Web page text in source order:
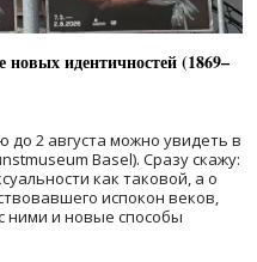
идентичностей (1869–
до 2 августа можно увидеть в
Basel). Сразу скажу:
как таковой, а о
испокон веков,
ними и новые способы